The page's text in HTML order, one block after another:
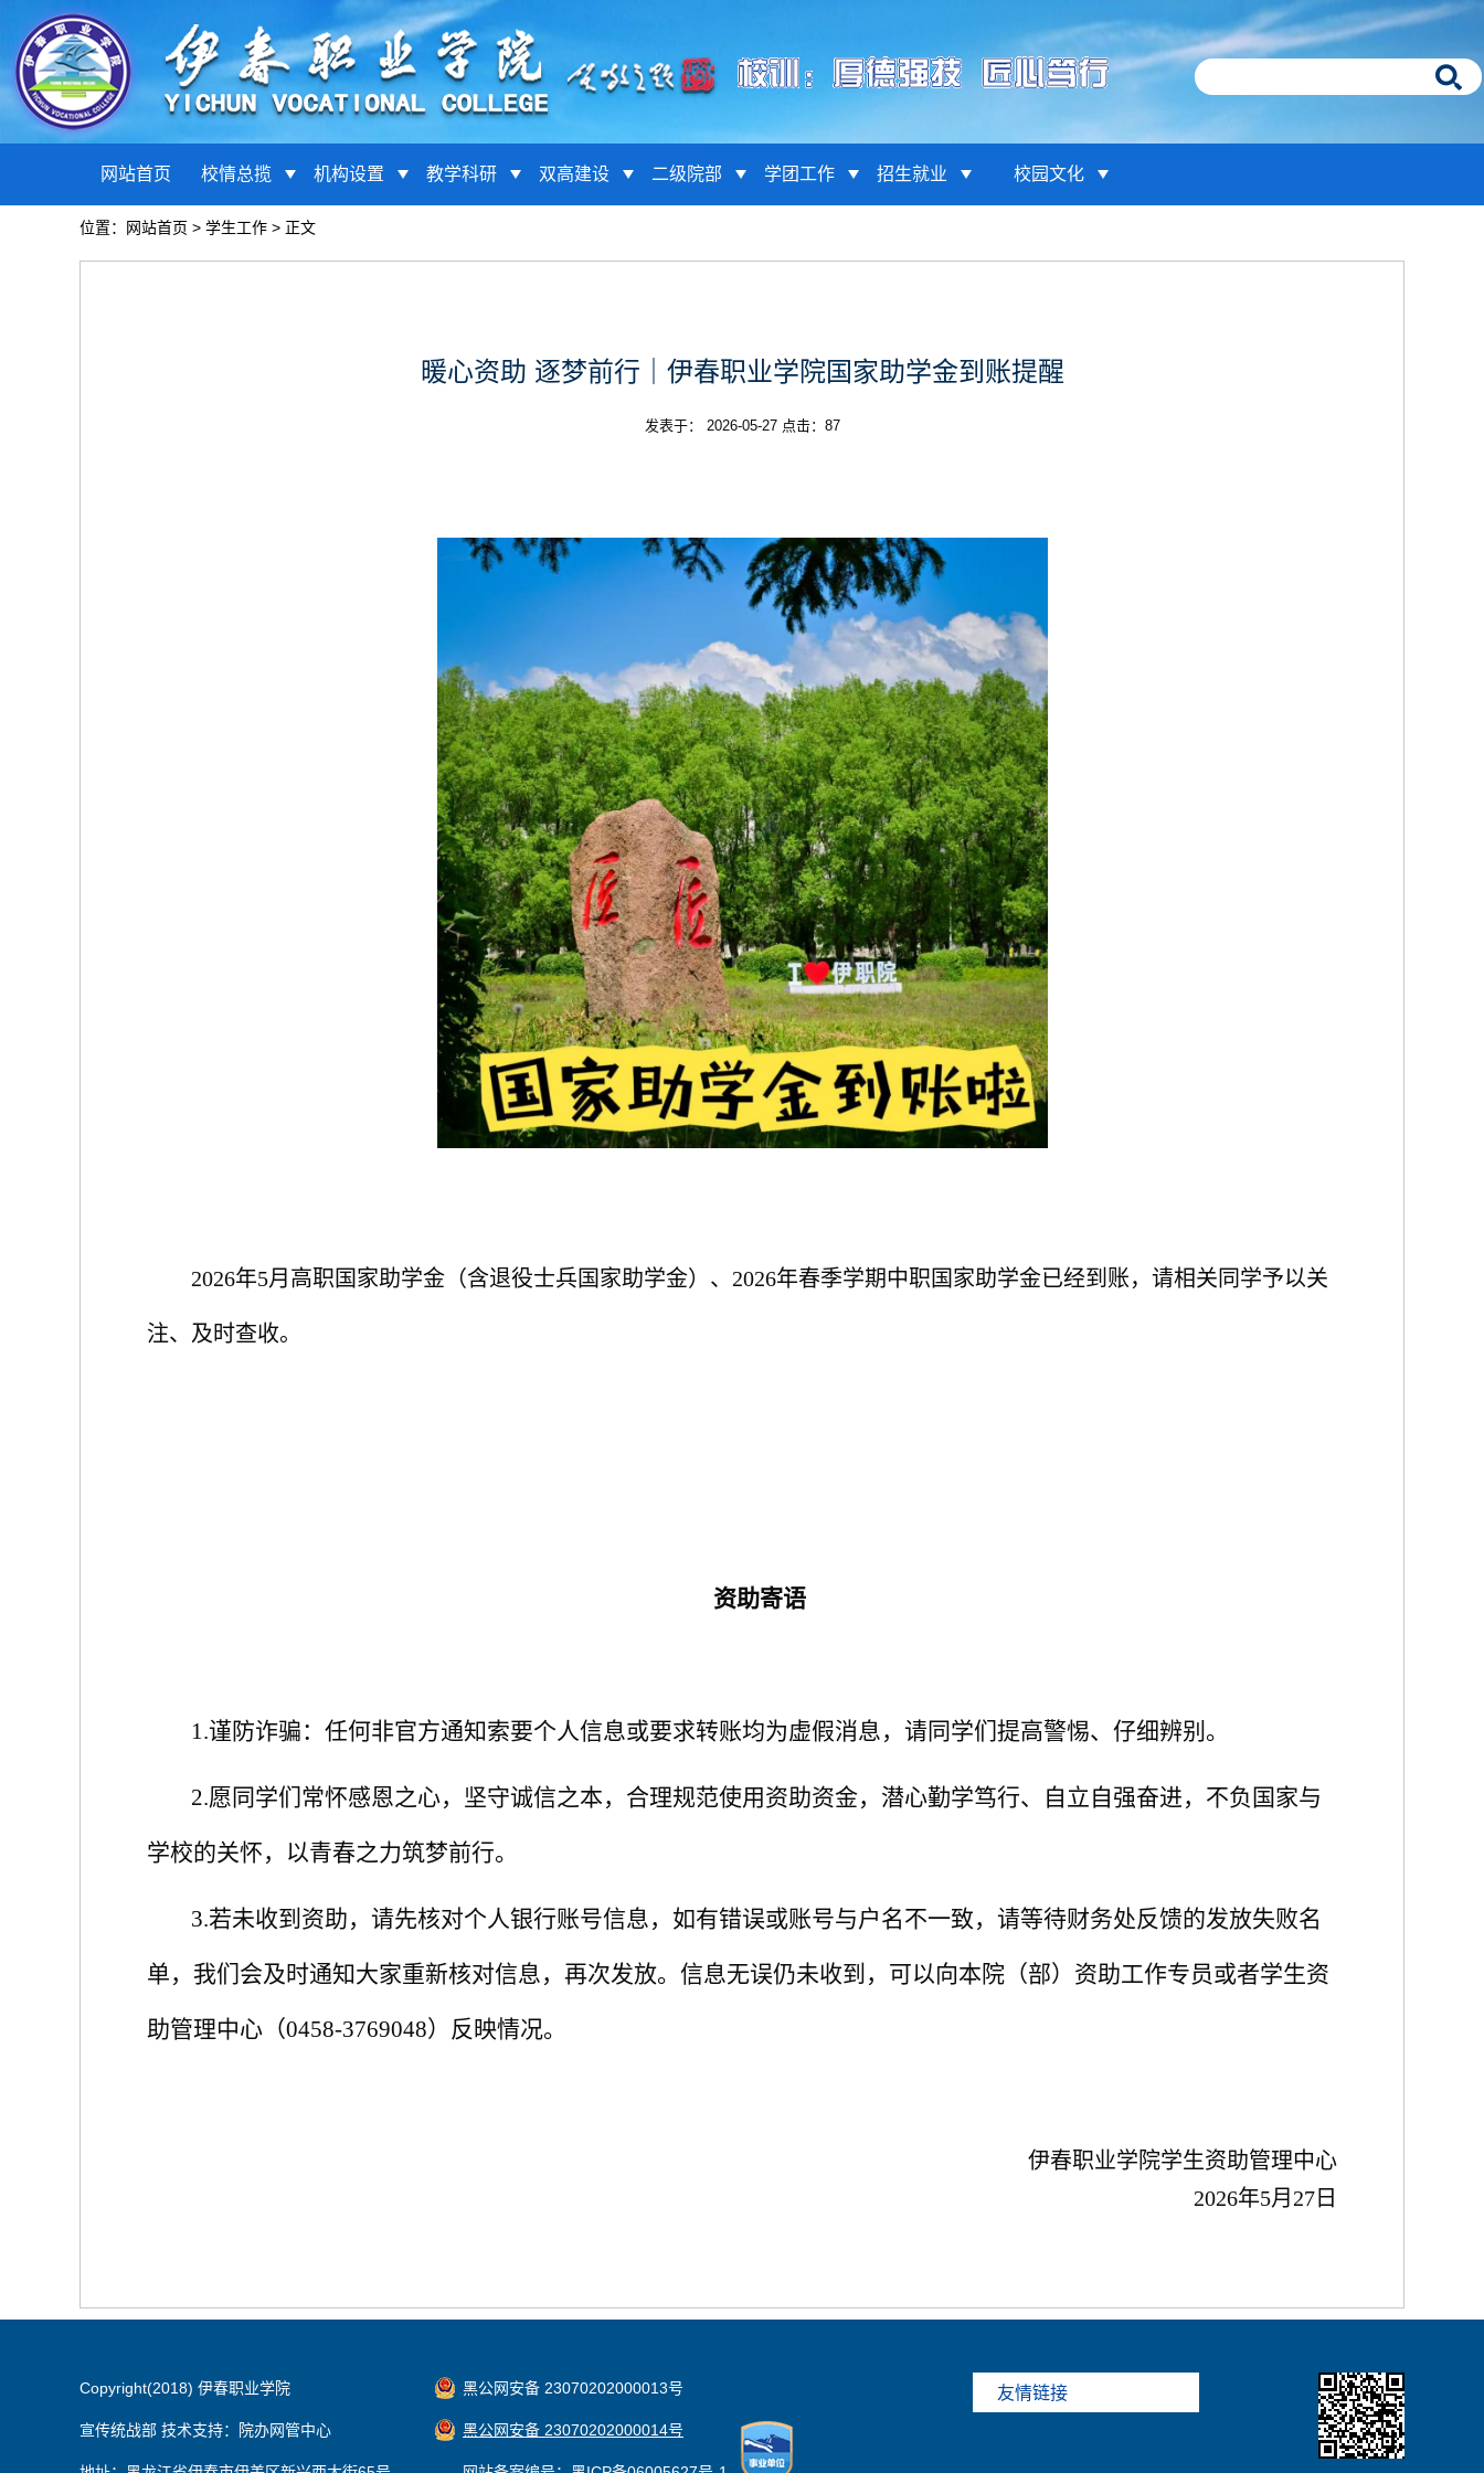
网站首页 校情总揽 机构设置 教学科研 双高建设 二级院部 学团工作 招生就业 校园文化
位置： 网站首页 > 学生工作 > 正文
暖心资助 逐梦前行｜伊春职业学院国家助学金到账提醒
发表于： 2026-05-27 点击： 87
2026年5月高职国家助学金（含退役士兵国家助学金）、2026年春季学期中职国家助学金已经到账，请相关同学予以关
注、及时查收。
资助寄语
1.谨防诈骗：任何非官方通知索要个人信息或要求转账均为虚假消息，请同学们提高警惕、仔细辨别。
2.愿同学们常怀感恩之心，坚守诚信之本，合理规范使用资助资金，潜心勤学笃行、自立自强奋进，不负国家与
学校的关怀，以青春之力筑梦前行。
3.若未收到资助，请先核对个人银行账号信息，如有错误或账号与户名不一致，请等待财务处反馈的发放失败名
单，我们会及时通知大家重新核对信息，再次发放。信息无误仍未收到，可以向本院（部）资助工作专员或者学生资
助管理中心（0458-3769048）反映情况。
伊春职业学院学生资助管理中心
2026年5月27日
Copyright(2018) 伊春职业学院
宣传统战部 技术支持：院办网管中心
黑公网安备 23070202000013号
黑公网安备 23070202000014号
友情链接